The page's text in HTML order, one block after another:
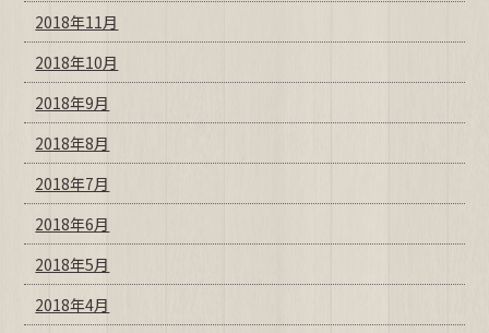
2018年11月
2018年10月
2018年9月
2018年8月
2018年7月
2018年6月
2018年5月
2018年4月